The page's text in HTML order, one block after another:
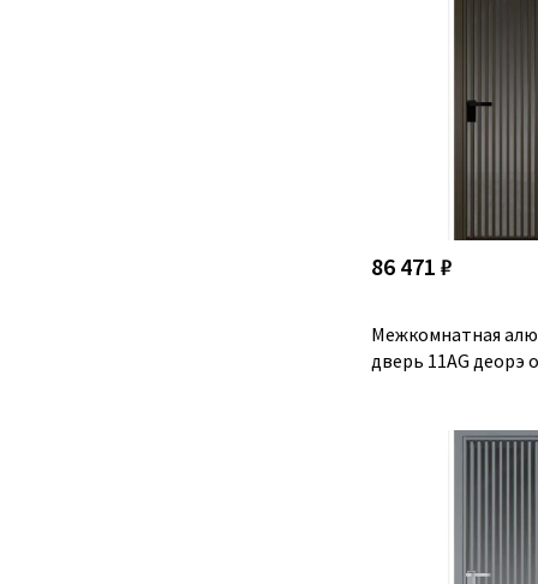
86 471 ₽
Межкомнатная
дверь 11AG деорэ